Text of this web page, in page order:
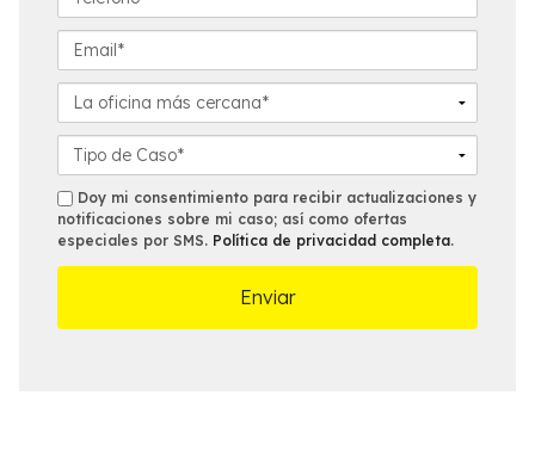
*
l
d
*
e
l
f
n
*
m
a
l
a
o
i
c
i
n
e
t
a
l
l
s
s
m
s
Doy mi consentimiento para recibir actualizaciones y
notificaciones sobre mi caso; así como ofertas
especiales por SMS. Política de privacidad completa.